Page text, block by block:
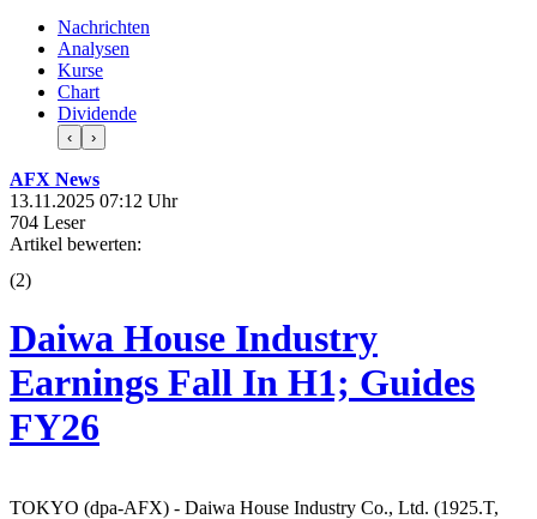
Nachrichten
Analysen
Kurse
Chart
Dividende
‹ ›
AFX News
13.11.2025 07:12 Uhr
704 Leser
Artikel bewerten:
(2)
Daiwa House Industry
Earnings Fall In H1; Guides
FY26
TOKYO (dpa-AFX) - Daiwa House Industry Co., Ltd. (1925.T,